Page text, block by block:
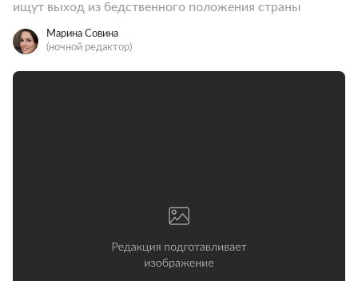
ищут выход из бедственного положения страны
Марина Совина
(ночной редактор)